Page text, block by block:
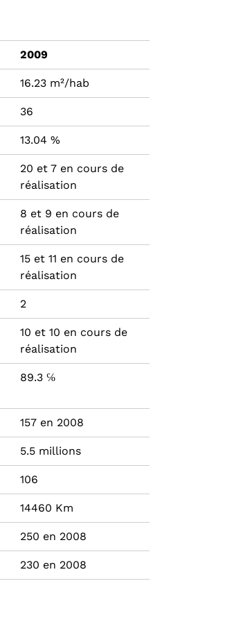
2009
16.23 m²/hab
36
13.04 %
20 et 7 en cours de
réalisation
8 et 9 en cours de
réalisation
15 et 11 en cours de
réalisation
2
10 et 10 en cours de
réalisation
89.3 ℅
157 en 2008
5.5 millions
106
14460 Km
250 en 2008
230 en 2008